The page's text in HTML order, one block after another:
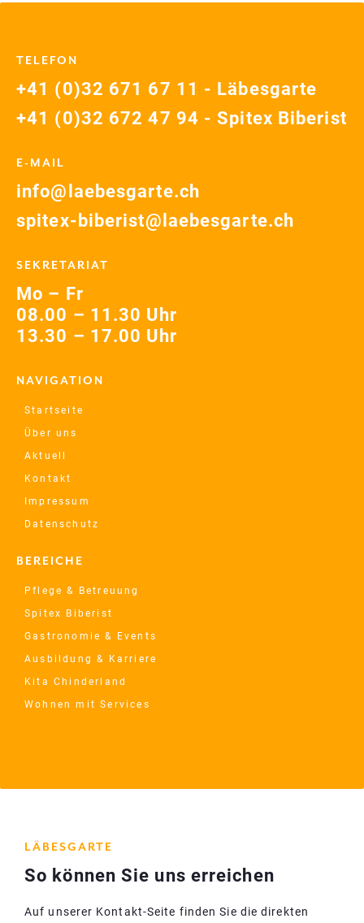
LÄBESGARTE
So können Sie uns erreichen
Auf unserer Kontakt-Seite finden Sie die direkten
TELEFON
+41 (0)32 671 67 11 - Läbesgarte
+41 (0)32 672 47 94 - Spitex Biberist
E-MAIL
info@laebesgarte.ch
spitex-biberist@laebesgarte.ch
SEKRETARIAT
Mo – Fr
08.00 – 11.30 Uhr
13.30 – 17.00 Uhr
NAVIGATION
Startseite
Über uns
Aktuell
Kontakt
Impressum
Datenschutz
BEREICHE
Pflege & Betreuung
Spitex Biberist
Gastronomie & Events
Ausbildung & Karriere
Kita Chinderland
Wohnen mit Services